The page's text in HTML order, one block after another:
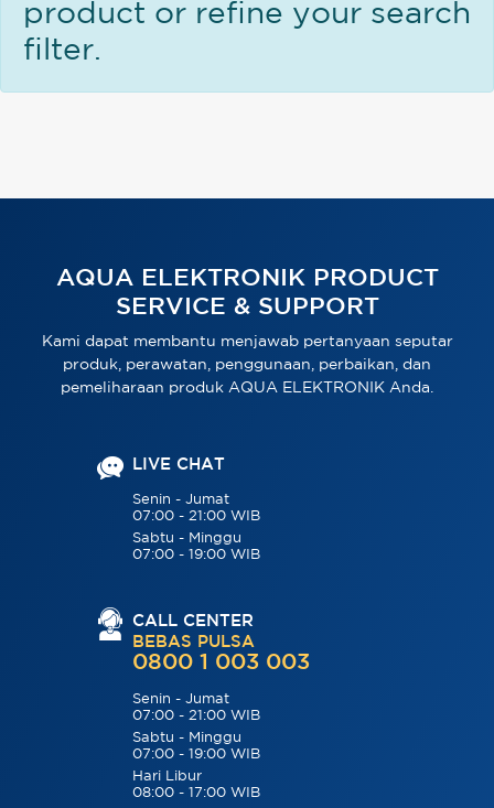
product or refine your search
filter.
AQUA ELEKTRONIK PRODUCT
SERVICE & SUPPORT
Kami dapat membantu menjawab pertanyaan seputar
produk, perawatan, penggunaan, perbaikan, dan
pemeliharaan produk AQUA ELEKTRONIK Anda.
LIVE CHAT
Senin - Jumat
07:00 - 21:00 WIB
Sabtu - Minggu
07:00 - 19:00 WIB
CALL CENTER
BEBAS PULSA
0800 1 003 003
Senin - Jumat
07:00 - 21:00 WIB
Sabtu - Minggu
07:00 - 19:00 WIB
Hari Libur
08:00 - 17:00 WIB